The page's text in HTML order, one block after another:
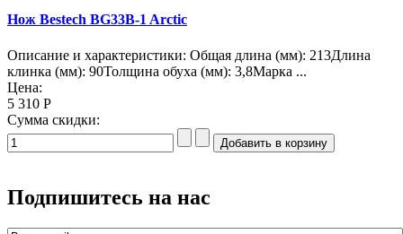
Нож Bestech BG33B-1 Arctic
Описание и характеристики: Общая длина (мм): 213Длина
клинка (мм): 90Толщина обуха (мм): 3,8Марка ...
Цена:
5 310 Р
Сумма скидки:
Подпишитесь на нас